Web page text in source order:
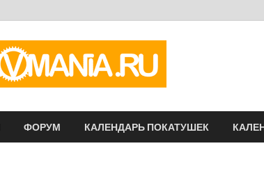
ФОРУМ КАЛЕНДАРЬ ПОКАТУШЕК